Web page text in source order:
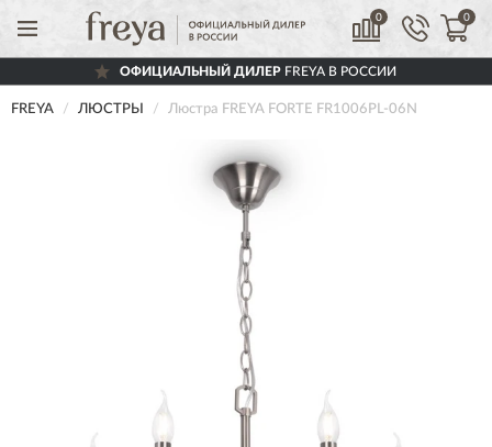
0 0
ОФИЦИАЛЬНЫЙ ДИЛЕРFREYA В РОССИИ
FREYA ЛЮСТРЫ Люстра FREYA FORTE FR1006PL-06N